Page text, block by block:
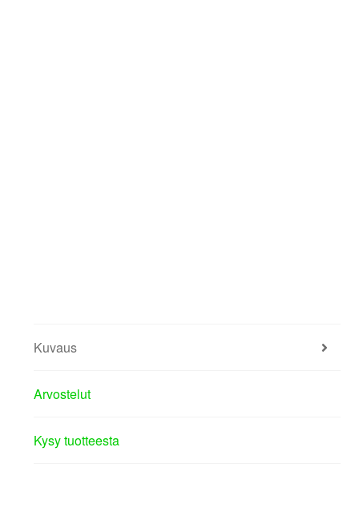
Kuvaus
Arvostelut
Kysy tuotteesta